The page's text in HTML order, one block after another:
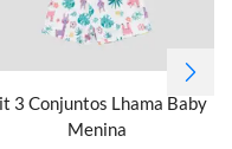
3 Conjuntos Lhama Baby
Menina